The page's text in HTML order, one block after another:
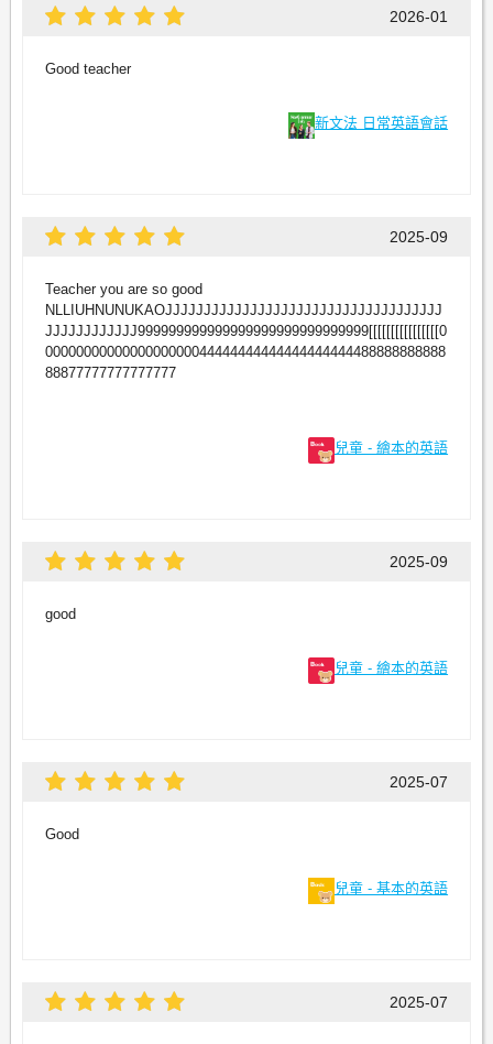
2026-01
Good teacher
新文法 日常英語會話
2025-09
Teacher you are so good
NLLIUHNUNUKAOJJJJJJJJJJJJJJJJJJJJJJJJJJJJJJJJJJJJ
JJJJJJJJJJJJ999999999999999999999999999999[[[[[[[[[[[[[[[[0
0000000000000000000044444444444444444444488888888888
88877777777777777
兒童 - 繪本的英語
2025-09
good
兒童 - 繪本的英語
2025-07
Good
兒童 - 基本的英語
2025-07